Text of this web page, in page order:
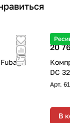
20
DC
Арт.
В